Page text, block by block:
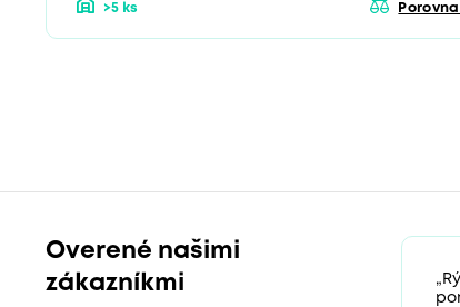
>5 ks
Overené našimi
zákazníkmi